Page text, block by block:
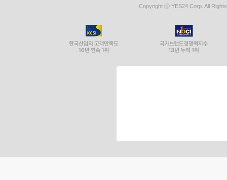
Copyright ⓒ YES24 Corp. All